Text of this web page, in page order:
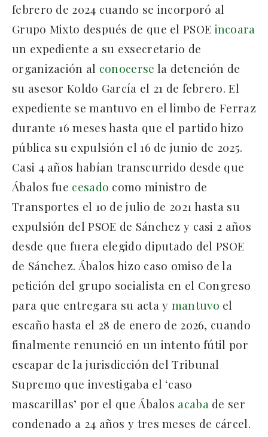
febrero de 2024 cuando se incorporó al
Grupo Mixto después de que el PSOE incoara
un expediente a su exsecretario de
organización al conocerse la detención de
su asesor Koldo García el 21 de febrero. El
expediente se mantuvo en el limbo de Ferraz
durante 16 meses hasta que el partido hizo
pública su expulsión el 16 de junio de 2025.
Casi 4 años habían transcurrido desde que
Ábalos fue cesado como ministro de
Transportes el 10 de julio de 2021 hasta su
expulsión del PSOE de Sánchez y casi 2 años
desde que fuera elegido diputado del PSOE
de Sánchez. Ábalos hizo caso omiso de la
petición del grupo socialista en el Congreso
para que entregara su acta y mantuvo el
escaño hasta el 28 de enero de 2026, cuando
finalmente renunció en un intento fútil por
escapar de la jurisdicción del Tribunal
Supremo que investigaba el ‘caso
mascarillas’ por el que Ábalos acaba de ser
condenado a 24 años y tres meses de cárcel.